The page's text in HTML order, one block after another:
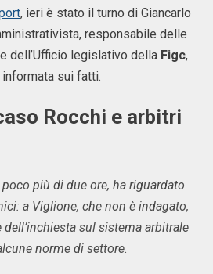
, ieri è stato il turno di Giancarlo
responsabile delle
dell’Ufficio legislativo della Figc,
sui fatti.
Rocchi e arbitri
poco più di due ore, ha riguardato
a Viglione, che non è indagato,
sul sistema arbitrale
norme di settore.